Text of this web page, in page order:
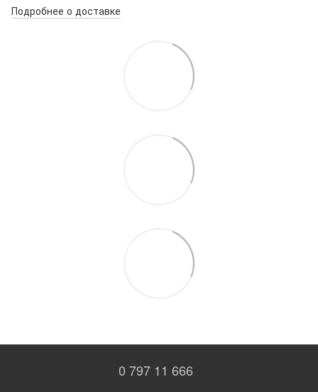
Подробнее о доставке
0 797 11 666